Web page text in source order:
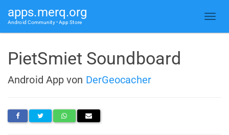
apps.merq.org
Android Community • App Store
PietSmiet Soundboard
Android App von DerGeocacher